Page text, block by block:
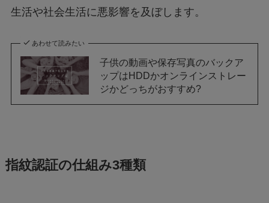
生活や社会生活に悪影響を及ぼします。
あわせて読みたい
子供の動画や保存写真のバックア
ップはHDDかオンラインストレー
ジかどっちがおすすめ?
指紋認証の仕組み3種類